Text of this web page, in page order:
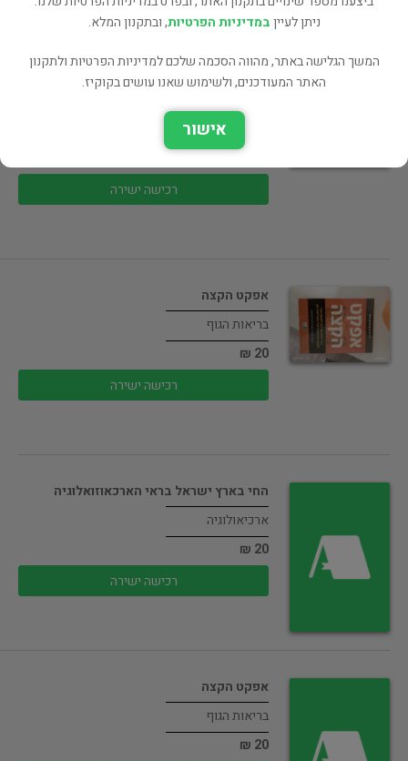
רכישה ישירה
אפקט הקצה
בריאות הגוף
20 ₪
רכישה ישירה
החי בארץ ישראל בראי הארכאוזואלוגיה
ארכיאולוגיה
20 ₪
רכישה ישירה
אפקט הקצה
בריאות הגוף
20 ₪
ניתן לעייןבמדיניות הפרטיות, ובתקנון המלא.
המשך הגלישה באתר, מהווה הסכמה שלכם למדיניות הפרטיות ולתקנון
האתר המעודכנים, ולשימוש שאנו עושים בקוקיז.
אישור